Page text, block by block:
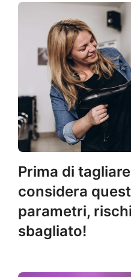
Prima di
considera
parametri,
sbagliato!